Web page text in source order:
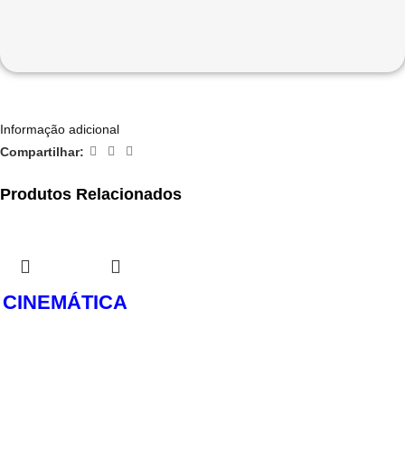
Informação adicional
Compartilhar:
Produtos Relacionados
CINEMÁTICA